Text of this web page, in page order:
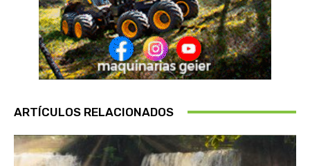
ARTÍCULOS RELACIONADOS